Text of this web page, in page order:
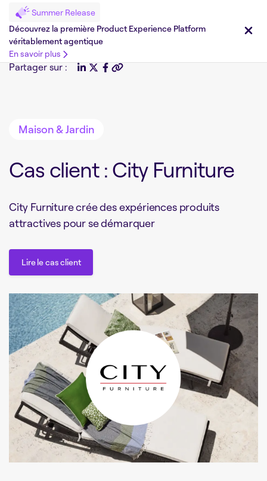
Summer Release
Découvrez la première Product Experience Platform
véritablement agentique
En savoir plus
Partager sur :
Maison & Jardin
Cas client : City Furniture
City Furniture crée des expériences produits
attractives pour se démarquer
Lire le cas client